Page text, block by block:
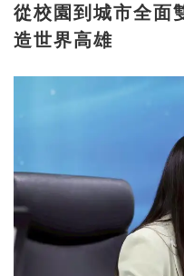
從校園到城市全面雙語 賴瑞隆提7
造世界高雄